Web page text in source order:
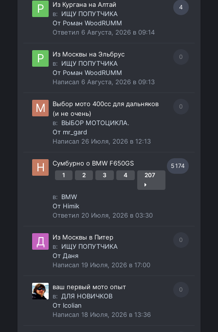
4
Из Кургана на Алтай
в: ИЩУ ПОПУТЧИКА
От Роман WoodRUMM
Ответил 6 Августа, 2026 в 09:14
0
Из Москвы на Эльбрус
в: ИЩУ ПОПУТЧИКА
От Роман WoodRUMM
Написал 6 Августа, 2026 в 09:13
0
Выбор мото 400сс для дальняков
(и не очень)
в: ВЫБОР МОТОЦИКЛА.
От mr_gard
Написал 26 Июля, 2026 в 12:13
5 174
Сумбурно о BMW F650GS
1 2 3 4 207
в: BMW
От Himik
Ответил 20 Июля, 2026 в 03:30
0
Из Москвы в Питер
в: ИЩУ ПОПУТЧИКА
ОтДаня
Написал19 Июля, 2026 в 17:00
0
ваш первый мото опыт
в: ДЛЯ НОВИЧКОВ
От Icolian
Написал18 Июля, 2026 в 13:36